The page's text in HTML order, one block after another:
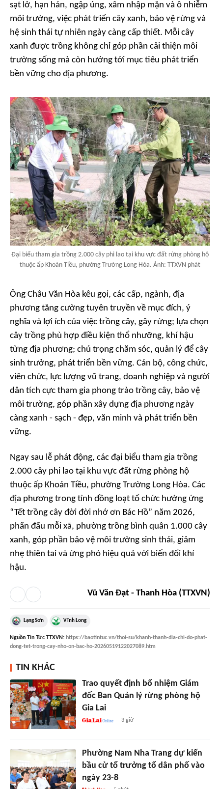
sạt lở, hạn hán, ngập úng, xâm nhập mặn và ô nhiễm
môi trường, việc phát triển cây xanh, bảo vệ rừng và
hệ sinh thái tự nhiên ngày càng cấp thiết. Mỗi cây
xanh được trồng không chỉ góp phần cải thiện môi
trường sống mà còn hướng tới mục tiêu phát triển
bền vững cho địa phương.
Đại biểu tham gia trồng 2.000 cây phi lao tại khu vực đất rừng phòng hộ
thuộc ấp Khoán Tiều, phường Trường Long Hòa. Ảnh: TTXVN phát
Ông Châu Văn Hòa kêu gọi, các cấp, ngành, địa
phương tăng cường tuyên truyền về mục đích, ý
nghĩa và lợi ích của việc trồng cây, gây rừng; lựa chọn
cây trồng phù hợp điều kiện thổ nhưỡng, khí hậu
từng địa phương; chú trọng chăm sóc, quản lý để cây
sinh trưởng, phát triển bền vững. Cán bộ, công chức,
viên chức, lực lượng vũ trang, doanh nghiệp và người
dân tích cực tham gia phong trào trồng cây, bảo vệ
môi trường, góp phần xây dựng địa phương ngày
càng xanh - sạch - đẹp, văn minh và phát triển bền
vững.
Ngay sau lễ phát động, các đại biểu tham gia trồng
2.000 cây phi lao tại khu vực đất rừng phòng hộ
thuộc ấp Khoán Tiều, phường Trường Long Hòa. Các
địa phương trong tỉnh đồng loạt tổ chức hưởng ứng
“Tết trồng cây đời đời nhớ ơn Bác Hồ” năm 2026,
phấn đấu mỗi xã, phường trồng bình quân 1.000 cây
xanh, góp phần bảo vệ môi trường sinh thái, giảm
nhẹ thiên tai và ứng phó hiệu quả với biến đổi khí
hậu.
Vũ Văn Đạt - Thanh Hòa (TTXVN)
Lạng Sơn Vĩnh Long
Nguồn Tin Tức TTXVN: https://baotintuc.vn/thoi-su/khanh-thanh-dia-chi-do-phat-
dong-tet-trong-cay-nho-on-bac-ho-20260519122027089.htm
TIN KHÁC
Trao quyết định bổ nhiệm Giám
đốc Ban Quản lý rừng phòng hộ
Gia Lai
3 giờ
Phường Nam Nha Trang dự kiến
bầu cử tổ trưởng tổ dân phố vào
ngày 23-8